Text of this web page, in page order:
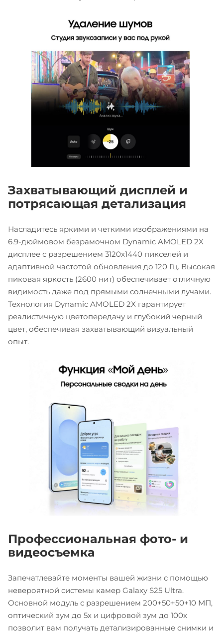
Захватывающий дисплей и
потрясающая детализация
Насладитесь яркими и четкими изображениями на
6.9-дюймовом безрамочном Dynamic AMOLED 2X
дисплее с разрешением 3120x1440 пикселей и
адаптивной частотой обновления до 120 Гц. Высокая
пиковая яркость (2600 нит) обеспечивает отличную
видимость даже под прямыми солнечными лучами.
Технология Dynamic AMOLED 2X гарантирует
реалистичную цветопередачу и глубокий черный
цвет, обеспечивая захватывающий визуальный
опыт.
Профессиональная фото- и
видеосъемка
Запечатлевайте моменты вашей жизни с помощью
невероятной системы камер Galaxy S25 Ultra.
Основной модуль с разрешением 200+50+50+10 МП,
оптический зум до 5x и цифровой зум до 100x
позволит вам получать детализированные снимки и